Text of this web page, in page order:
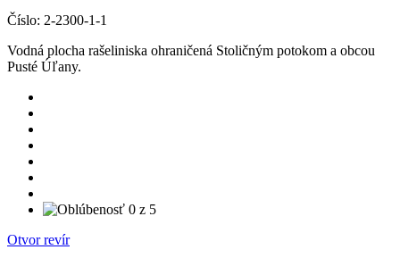
Číslo: 2-2300-1-1
Vodná plocha rašeliniska ohraničená Stoličným potokom a obcou
Pusté Úľany.
Otvor revír